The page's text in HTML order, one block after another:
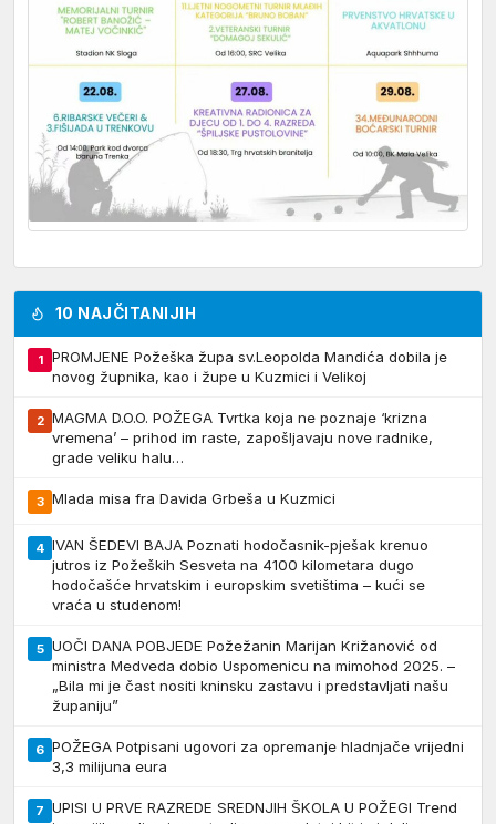
10 NAJČITANIJIH
1
PROMJENE Požeška župa sv.Leopolda Mandića dobila je
novog župnika, kao i župe u Kuzmici i Velikoj
2 MAGMA D.O.O. POŽEGA Tvrtka koja ne poznaje ‘krizna
vremena’ – prihod im raste, zapošljavaju nove radnike,
grade veliku halu…
3 Mlada misa fra Davida Grbeša u Kuzmici
4 IVAN ŠEDEVI BAJA Poznati hodočasnik-pješak krenuo
jutros iz Požeških Sesveta na 4100 kilometara dugo
hodočašće hrvatskim i europskim svetištima – kući se
vraća u studenom!
5 UOČI DANA POBJEDE Požežanin Marijan Križanović od
ministra Medveda dobio Uspomenicu na mimohod 2025. –
„Bila mi je čast nositi kninsku zastavu i predstavljati našu
županiju”
6 POŽEGA Potpisani ugovori za opremanje hladnjače vrijedni
3,3 milijuna eura
7 UPISI U PRVE RAZREDE SREDNJIH ŠKOLA U POŽEGI Trend